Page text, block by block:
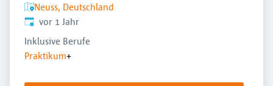
Neuss, Deutschland
Veröffentlicht
vor 1 Jahr
Inklusive Berufe
Praktikum+